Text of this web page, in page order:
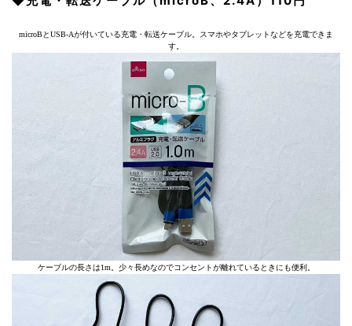
microBとUSB-Aが付いている充電・転送ケーブル。スマホやタブレットなどを充電できま
す。
ケーブルの長さは1m。少々長めなのでコンセントが離れているときにも便利。